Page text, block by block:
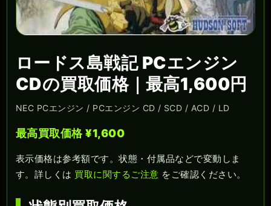
ロードス島戦記 PCエンジン
CDの買取価格｜最高1,600円
NEC PCエンジン / PCエンジン CD / SCD / ACD / LD
最高買取価格 ¥1,600
表示価格は参考額です。状態・付属品などで変動しま
す。詳しくは 買取に関するご注意 をご確認ください。